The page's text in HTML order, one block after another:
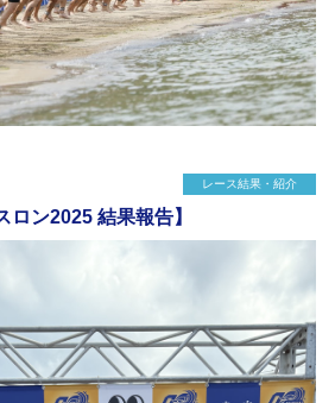
レース結果・紹介
ロン2025 結果報告】